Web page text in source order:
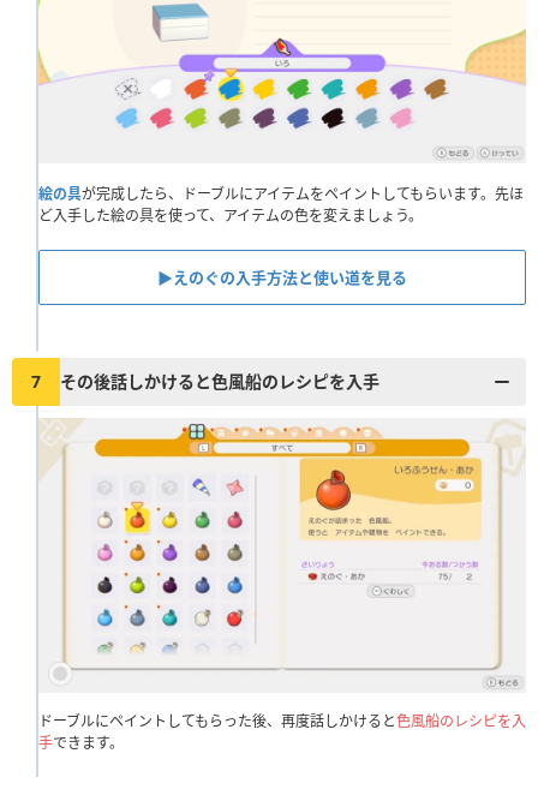
絵の具が完成したら、ドーブルにアイテムをペイントしてもらいます。先ほ
ど入手した絵の具を使って、アイテムの色を変えましょう。
▶︎えのぐの入手方法と使い道を見る
7 その後話しかけると色風船のレシピを入手
ドーブルにペイントしてもらった後、再度話しかけると色風船のレシピを入
手できます。